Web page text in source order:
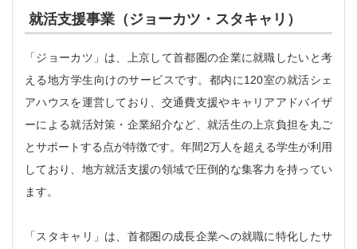
就活支援事業（ジョーカツ・スタキャリ）
「ジョーカツ」は、上京して首都圏の企業に就職したいと考
える地方学生向けのサービスです。都内に120室の就活シェ
アハウスを運営しており、交通費支援やキャリアアドバイザ
ーによる就活対策・企業紹介など、就活生の上京負担を丸ご
とサポートする点が特徴です。年間2万人を超える学生が利用
しており、地方就活支援の領域で圧倒的な集客力を持ってい
ます。
「スタキャリ」は、首都圏の成長企業への就職に特化したサ